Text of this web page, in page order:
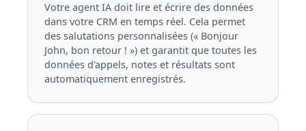
Votre agent IA doit lire et écrire des données
dans votre CRM en temps réel. Cela permet
des salutations personnalisées (« Bonjour
John, bon retour ! ») et garantit que toutes les
données d'appels, notes et résultats sont
automatiquement enregistrés.